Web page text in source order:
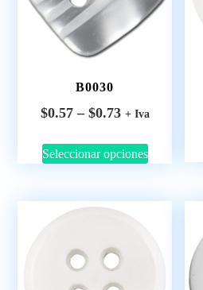
B0030
$0.57 – $0.73 + Iva
Seleccionar opciones